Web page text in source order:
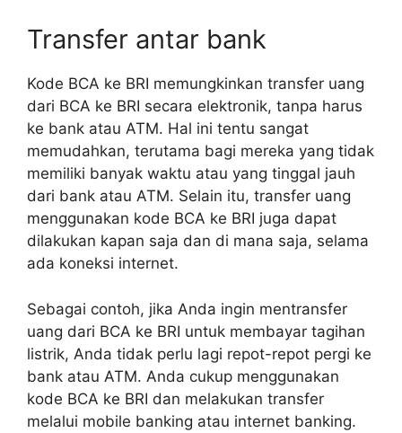
Transfer antar bank
Kode BCA ke BRI memungkinkan transfer uang
dari BCA ke BRI secara elektronik, tanpa harus
ke bank atau ATM. Hal ini tentu sangat
memudahkan, terutama bagi mereka yang tidak
memiliki banyak waktu atau yang tinggal jauh
dari bank atau ATM. Selain itu, transfer uang
menggunakan kode BCA ke BRI juga dapat
dilakukan kapan saja dan di mana saja, selama
ada koneksi internet.
Sebagai contoh, jika Anda ingin mentransfer
uang dari BCA ke BRI untuk membayar tagihan
listrik, Anda tidak perlu lagi repot-repot pergi ke
bank atau ATM. Anda cukup menggunakan
kode BCA ke BRI dan melakukan transfer
melalui mobile banking atau internet banking.